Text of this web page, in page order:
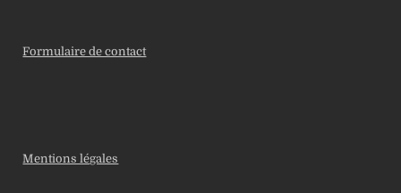
Formulaire de contact
Mentions légales